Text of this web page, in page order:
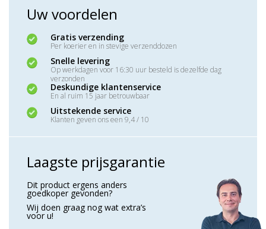
Uw voordelen
Gratis verzending
Per koerier en in stevige verzenddozen
Snelle levering
Op werkdagen voor 16:30 uur besteld is dezelfde dag
verzonden
Deskundige klantenservice
En al ruim 15 jaar betrouwbaar
Uitstekende service
Klanten geven ons een 9,4 / 10
Laagste prijsgarantie
Dit product ergens anders
goedkoper gevonden?
Wij doen graag nog wat extra’s
voor u!